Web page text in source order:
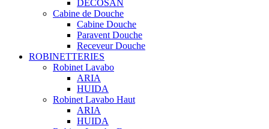
DECOSAN
Cabine de Douche
Cabine Douche
Paravent Douche
Receveur Douche
ROBINETTERIES
Robinet Lavabo
ARIA
HUIDA
Robinet Lavabo Haut
ARIA
HUIDA